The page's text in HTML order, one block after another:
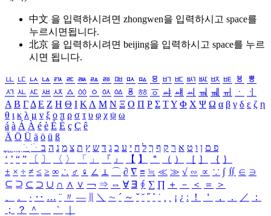
中文 을 입력하시려면 zhongwen을 입력하시고 space를
누르시면됩니다.
北京 을 입력하시려면 beijing을 입력하시고 space를 누르
시면 됩니다.
ㅥ ㅦ ㅧ ㅨ ㅩ ㅪ ㅫ ㅬ ㅭ ㅮ ㅯ ㅰ ㅱ ㅲ ㅳ ㅴ ㅵ ㅶ ㅷ ㅸ
ㅹ
ㅺ ㅻ ㅼ ㅽ ㅾ ㅿ ㆀ ㆁ ㆂ ㆃ ㆄ ㆅ ㆆ ㆇ ㆈ ㆉ ㆊ ㆋ ㆌ ㆍ
ㆎ
Α Β ΓΔ Ε Ζ Η Θ Ι ΚΛ Μ Ν Ξ Ο Π Ρ Σ ΤΥ Φ Χ Ψ Ω α β γ δ ε ζ η
θ ι κ λ μ ν ξ ο π ρ σ τ υ φ χ ψ ω
á à Á À é è É È ç Ç ê
Ä Ö Ü ä ö ü ß
ִֶֹ ֻּ ׁׂ פ ם ן ו ט א ר ק ף ך ל ח י ע כ ג ד ש ץ ת צ מ נ ה ב
‘ ’ “ ” 〔 〕 〈 〉 「 」 『 』 【 】 ＂ （ ） ［ ］ ｛ ｝
± × ÷ ≠ ≤ ≥ ∞ ∴ ♂ ♀ ∠ ⊥ ⌒ ∂ ∇ ≡ ≒ ≪ ≫ √ ∽ ∝ ∵ ∫ ∬ ∈ ∋
⊆ ⊇ ⊂ ⊃ ∪ ∩ ∧ ∨ ￢ ⇒ ⇔ ∀ ∃ ∮ ∑ ∏ ＋ － ＜ ＝
＞
、
。 · ‥ … ¨ 〃 ― ＼ ∼ ´ ～ ˇ ˘ ˝ ˚ ˙ ¸ ¡ ¿ ː ！ ＇ ， ． ／
：
；
？ ＾ ｀